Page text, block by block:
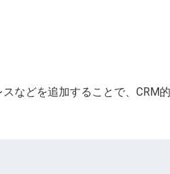
などを追加することで、CRM